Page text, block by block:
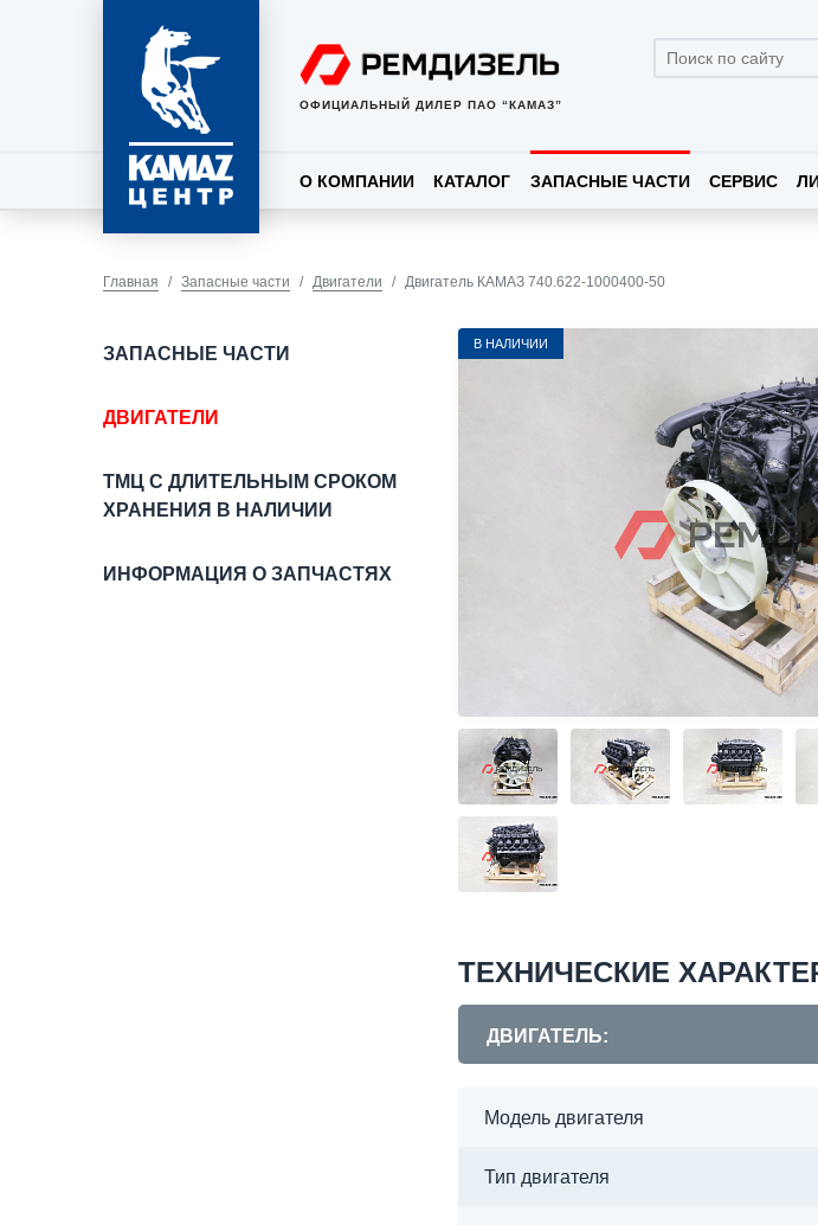
ОФИЦИАЛЬНЫЙ ДИЛЕР ПАО “КАМАЗ”
О КОМПАНИИ КАТАЛОГ ЗАПАСНЫЕ ЧАСТИ СЕРВИС
Главная Запасные части Двигатели Двигатель КАМАЗ 740.622-1000400-50
ЗАПАСНЫЕ ЧАСТИ
ДВИГАТЕЛИ
ТМЦ С ДЛИТЕЛЬНЫМ СРОКОМ
ХРАНЕНИЯ В НАЛИЧИИ
ИНФОРМАЦИЯ О ЗАПЧАСТЯХ
В НАЛИЧИИ
ТЕХНИЧЕСКИЕ
ДВИГАТЕЛЬ:
Модель двигателя
Тип двигателя